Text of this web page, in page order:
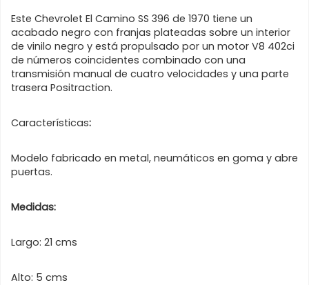
Este Chevrolet El Camino SS 396 de 1970 tiene un
acabado negro con franjas plateadas sobre un interior
de vinilo negro y está propulsado por un motor V8 402ci
de números coincidentes combinado con una
transmisión manual de cuatro velocidades y una parte
trasera Positraction.
Características:
Modelo fabricado en metal, neumáticos en goma y abre
puertas.
Medidas:
Largo: 21 cms
Alto: 5 cms